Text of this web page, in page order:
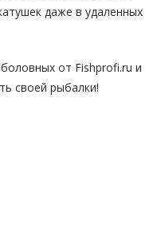
даже в удаленных
от Fishprofi.ru и
своей рыбалки!